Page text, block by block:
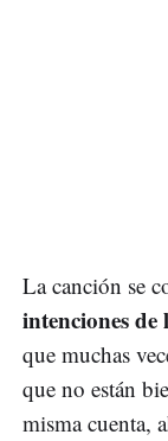
La canción se
intenciones de
que muchas
que no están
misma cuenta,